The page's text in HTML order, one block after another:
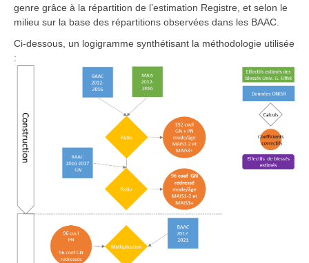
genre grâce à la répartition de l’estimation Registre, et selon le
milieu sur la base des répartitions observées dans les BAAC.
Ci-dessous, un logigramme synthétisant la méthodologie utilisée
: